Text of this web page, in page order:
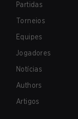
Partidas
Torneios
Equipes
Jogadores
Notícias
Authors
Artigos